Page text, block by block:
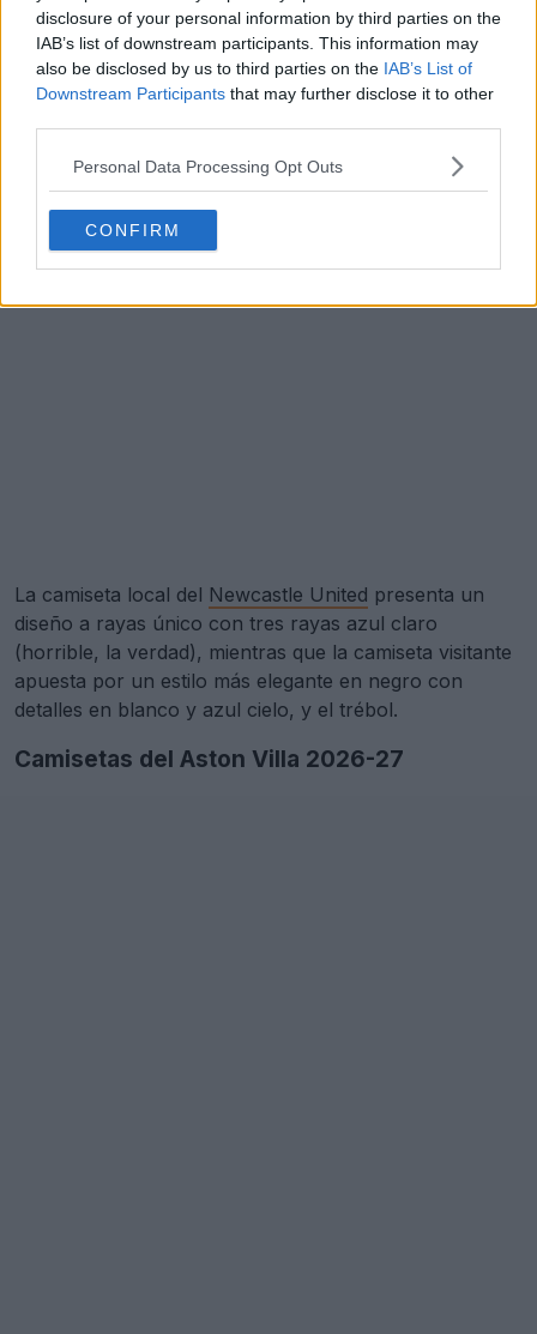
disclosure of your personal information by third parties on the
IAB’s list of downstream participants. This information may
also be disclosed by us to third parties on the IAB’s List of
Downstream Participants that may further disclose it to other
Personal Data Processing Opt Outs
CONFIRM
La camiseta local del Newcastle United presenta un
diseño a rayas único con tres rayas azul claro
(horrible, la verdad), mientras que la camiseta visitante
apuesta por un estilo más elegante en negro con
detalles en blanco y azul cielo, y el trébol.
Camisetas del Aston Villa 2026-27